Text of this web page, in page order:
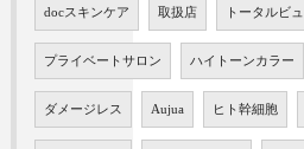
docスキンケア 取扱店 トータルビ
プライベートサロン ハイトーンカラー
ダメージレス Aujua ヒト幹細胞